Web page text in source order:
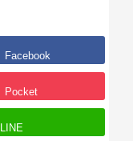
Facebook
Pocket
LINE